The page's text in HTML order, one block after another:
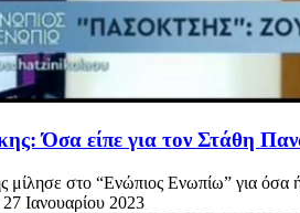
Όσα είπε για τον Στάθη
στο “Ενώπιος Ενωπίω” για
Ιανουαρίου 2023